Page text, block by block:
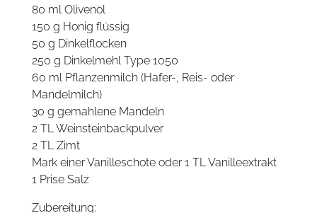
80 ml Olivenöl
150 g Honig flüssig
50 g Dinkelflocken
250 g Dinkelmehl Type 1050
60 ml Pflanzenmilch (Hafer-, Reis- oder
Mandelmilch)
30 g gemahlene Mandeln
2 TL Weinsteinbackpulver
2 TL Zimt
Mark einer Vanilleschote oder 1 TL Vanilleextrakt
1 Prise Salz
Zubereitung: